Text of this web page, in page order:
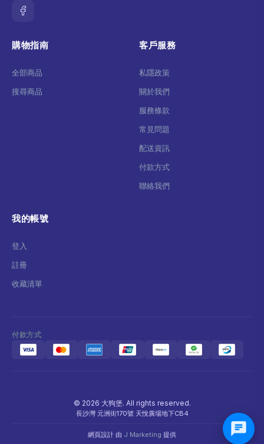
購物指南
全部商品
搜尋商品
客戶服務
私隱政策
關於我們
服務條款
常見問題
配送資訊
付款方式
聯絡我們
我的帳號
登入
註冊
收藏清單
付款方式
© 2026 大狗堡. All rights reserved.
長沙灣 元洲街170號 天悅廣場地下CB4
網頁設計 由 J Marketing 提供